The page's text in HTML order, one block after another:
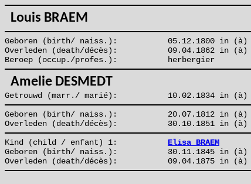
Louis BRAEM
Geboren (birth/ naiss.):
05.12.1800 in (à)
Overleden (death/décès):
09.04.1862 in (à)
Beroep (occup./profes.):
herbergier
Amelie DESMEDT
Getrouwd (marr./ marié):
10.02.1834 in (à)
Geboren (birth/ naiss.):
20.07.1812 in (à)
Overleden (death/décès):
30.10.1851 in (à)
Kind (child / enfant) 1:
Elisa BRAEM
Geboren (birth/ naiss.):
30.11.1845 in (à)
Overleden (death/décès):
09.04.1875 in (à)